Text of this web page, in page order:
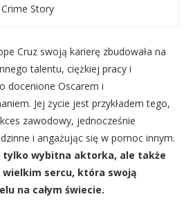
Crime Story
Cruz swoją karierę zbudowała na
talentu, ciężkiej pracy i
docenione Oscarem i
Jej życie jest przykładem tego,
zawodowy, jednocześnie
i angażując się w pomoc innym.
tylko wybitna aktorka, ale także
sercu, która swoją
na całym świecie.